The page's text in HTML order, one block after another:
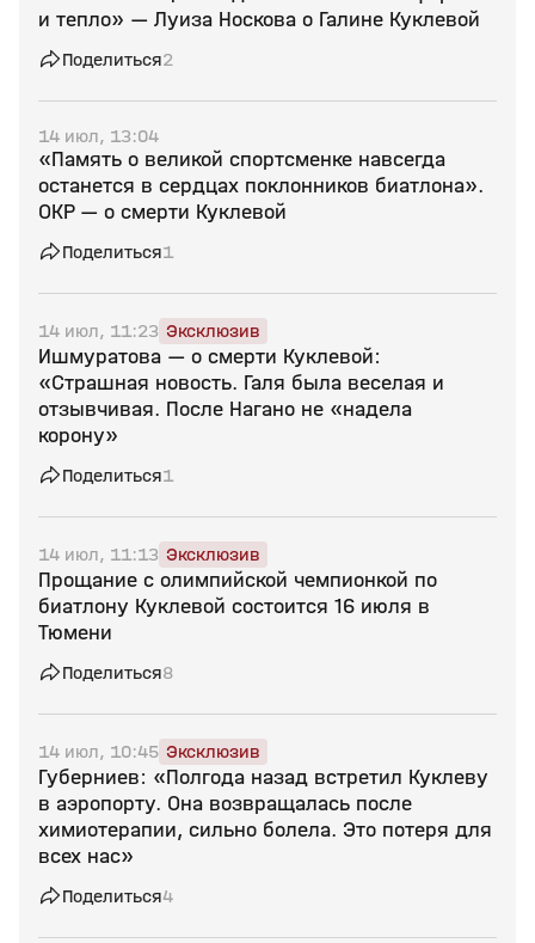
и тепло» — Луиза Носкова о Галине Куклевой
Поделиться2
14 июл, 13:04
«Память о великой спортсменке навсегда
останется в сердцах поклонников биатлона».
ОКР — о смерти Куклевой
Поделиться1
14 июл, 11:23 Эксклюзив
Ишмуратова — о смерти Куклевой:
«Страшная новость. Галя была веселая и
отзывчивая. После Нагано не «надела
корону»
Поделиться1
14 июл, 11:13 Эксклюзив
Прощание с олимпийской чемпионкой по
биатлону Куклевой состоится 16 июля в
Тюмени
Поделиться8
14 июл, 10:45 Эксклюзив
Губерниев: «Полгода назад встретил Куклеву
в аэропорту. Она возвращалась после
химиотерапии, сильно болела. Это потеря для
всех нас»
Поделиться4